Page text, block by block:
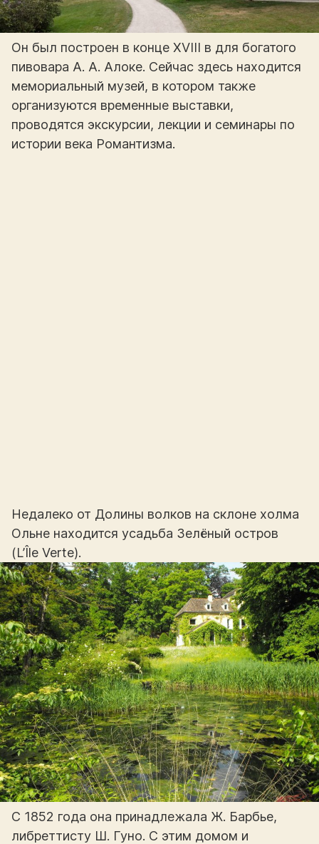
Он был построен в конце XVIII в для богатого
пивовара А. А. Алоке. Сейчас здесь находится
мемориальный музей, в котором также
организуются временные выставки,
проводятся экскурсии, лекции и семинары по
истории века Романтизма.
Недалеко от Долины волков на склоне холма
Ольне находится усадьба Зелёный остров
(L’Île Verte).
С 1852 года она принадлежала Ж. Барбье,
либреттисту Ш. Гуно. С этим домом и